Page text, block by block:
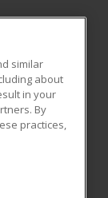
All rights
similar
about
in your
By
practices,